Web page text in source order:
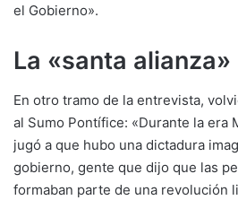
el Gobierno».
La «santa alianza»
En otro tramo de la entrevista,
al Sumo Pontífice: «Durante la era
jugó a que hubo una dictadura
gobierno, gente que dijo que las
formaban parte de una revolución